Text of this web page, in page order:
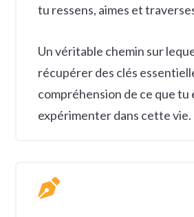
tu ressens, aimes et
Un véritable chemin sur
récupérer des clés
compréhension de ce que tu
expérimenter dans cette vie.
